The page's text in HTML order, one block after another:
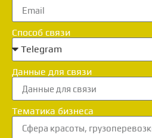
Способ связи
Данные для связи
Тематика бизнеса